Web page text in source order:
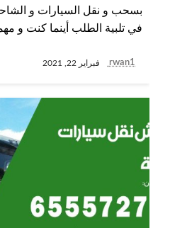
بسحب و نقل السيارات و
في تلبية الطلب أينما كنت و
rwan1 فبراير 22, 2021